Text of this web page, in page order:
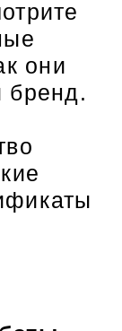
они
бренд.